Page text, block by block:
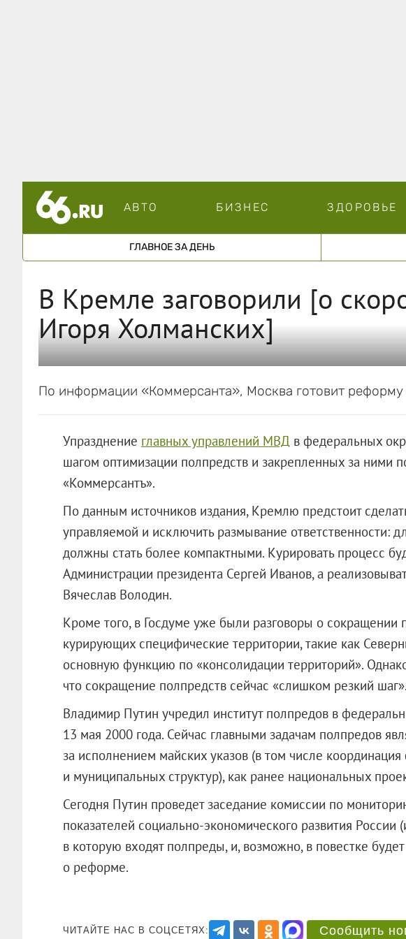
АВТО БИЗНЕС ЗДОРОВЬЕ
ГЛАВНОЕ ЗА ДЕНЬ
В Кремле заговорили [о
Игоря Холманских]
По информации «Коммерсанта», Москва готовит реформу
Упразднение главных управлений МВД в федеральных
шагом оптимизации полпредств и закрепленных за ними
«Коммерсантъ».
По данным источников издания, Кремлю предстоит
управляемой и исключить размывание ответственности:
должны стать более компактными. Курировать процесс
Администрации президента Сергей Иванов, а
Вячеслав Володин.
Кроме того, в Госдуме уже были разговоры о сокращении
курирующих специфические территории, такие как
основную функцию по «консолидации территорий».
что сокращение полпредств сейчас «слишком резкий шаг».
Владимир Путин учредил институт полпредов в
13 мая 2000 года. Сейчас главными задачам полпредов
за исполнением майских указов (в том числе
и муниципальных структур), как ранее национальных
Сегодня Путин проведет заседание комиссии по
показателей социально-экономического развития России
в которую входят полпреды, и, возможно, в повестке будет
о реформе.
ЧИТАЙТЕ НАС В СОЦСЕТЯХ: Сообщить